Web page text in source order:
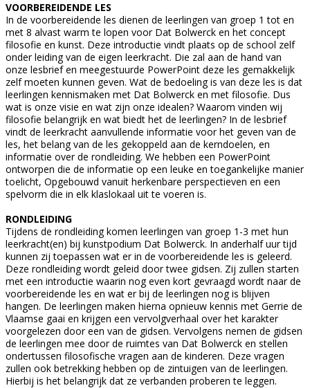
VOORBEREIDENDE LES
In de voorbereidende les dienen de leerlingen van groep 1 tot en
met 8 alvast warm te lopen voor Dat Bolwerck en het concept
filosofie en kunst. Deze introductie vindt plaats op de school zelf
onder leiding van de eigen leerkracht. Die zal aan de hand van
onze lesbrief en meegestuurde PowerPoint deze les gemakkelijk
zelf moeten kunnen geven. Wat de bedoeling is van deze les is dat
leerlingen kennismaken met Dat Bolwerck en met filosofie. Dus
wat is onze visie en wat zijn onze idealen? Waarom vinden wij
filosofie belangrijk en wat biedt het de leerlingen? In de lesbrief
vindt de leerkracht aanvullende informatie voor het geven van de
les, het belang van de les gekoppeld aan de kerndoelen, en
informatie over de rondleiding. We hebben een PowerPoint
ontworpen die de informatie op een leuke en toegankelijke manier
toelicht, Opgebouwd vanuit herkenbare perspectieven en een
spelvorm die in elk klaslokaal uit te voeren is.
RONDLEIDING
Tijdens de rondleiding komen leerlingen van groep 1-3 met hun
leerkracht(en) bij kunstpodium Dat Bolwerck. In anderhalf uur tijd
kunnen zij toepassen wat er in de voorbereidende les is geleerd.
Deze rondleiding wordt geleid door twee gidsen. Zij zullen starten
met een introductie waarin nog even kort gevraagd wordt naar de
voorbereidende les en wat er bij de leerlingen nog is blijven
hangen. De leerlingen maken hierna opnieuw kennis met Gerrie de
Vlaamse gaai en krijgen een vervolgverhaal over het karakter
voorgelezen door een van de gidsen. Vervolgens nemen de gidsen
de leerlingen mee door de ruimtes van Dat Bolwerck en stellen
ondertussen filosofische vragen aan de kinderen. Deze vragen
zullen ook betrekking hebben op de zintuigen van de leerlingen.
Hierbij is het belangrijk dat ze verbanden proberen te leggen.